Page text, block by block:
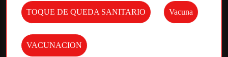
TOQUE DE QUEDA SANITARIO Vacuna
VACUNACION